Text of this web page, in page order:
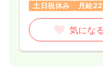
土日祝休み
月給
気になる